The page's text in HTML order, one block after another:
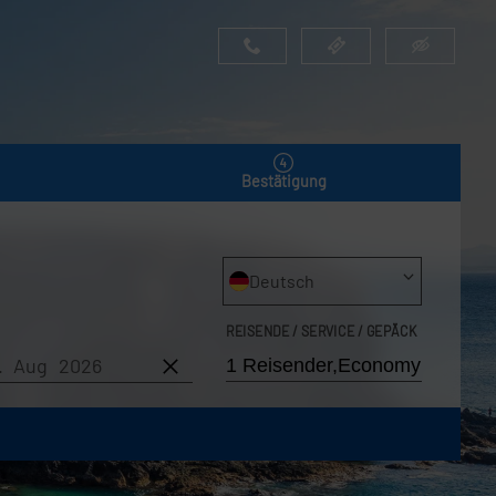
Bestätigung
Deutsch
Aug 2026
REISENDE / SERVICE / GEPÄCK